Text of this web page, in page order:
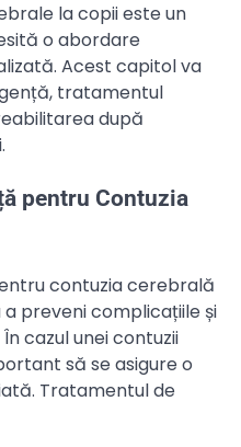
la copii este un
o abordare
Acest capitol va
tratamentul
după
pentru Contuzia
contuzia cerebrală
preveni complicațiile și
cazul unei contuzii
să se asigure o
Tratamentul de